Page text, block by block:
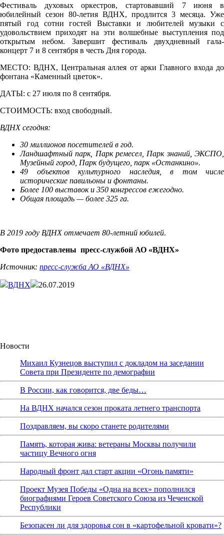
Фестиваль духовых оркестров, стартовавший 7 июня в
юбилейный сезон 80-летия ВДНХ, продлится 3 месяца. Уже
пятый год сотни гостей Выставки и любителей музыки с
удовольствием приходят на эти волшебные выступления под
открытым небом. Завершит фестиваль двухдневный гала-
концерт 7 и 8 сентября в честь Дня города.
МЕСТО: ВДНХ, Центральная аллея от арки Главного входа до
фонтана «Каменный цветок».
ДАТЫ: с 27 июля по 8 сентября.
СТОИМОСТЬ: вход свободный.
ВДНХ сегодня:
30 миллионов посетителей в год.
Ландшафтный парк, Парк ремесел, Парк знаний, ЭКСПО,
Музейный город, Парк будущего, парк «Останкино».
49 объектов культурного наследия, в том числе
исторические павильоны и фонтаны.
Более 100 выставок и 350 конгрессов ежегодно.
Общая площадь — более 325 га.
В 2019 году ВДНХ отмечает 80-летний юбилей.
Фото предоставлены пресс-службой АО «ВДНХ»
Источник: пресс-служба АО «ВДНХ»
ВДНХ 26.07.2019
Новости
Михаил Кузнецов выступил с докладом на заседании
Совета при Президенте по демографии
В России, как говорится, две беды…
На ВДНХ начался сезон проката летнего транспорта
Поздравляем, вы скоро станете родителями
Память, которая жива: ветераны Москвы получили
частицу Вечного огня
Народный фронт дал старт акции «Огонь памяти»
Проект Музея Победы «Одна на всех» пополнился
биографиями Героев Советского Союза из Чеченской
Республики
Безопасен ли для здоровья сон в «картофельной кровати»?